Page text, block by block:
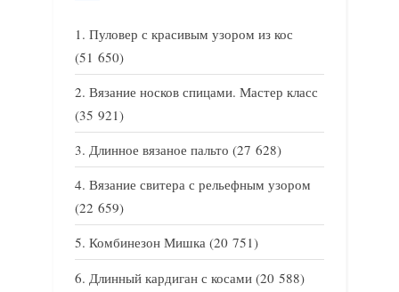
Пуловер с красивым узором из кос
(51 650)
Вязание носков спицами. Мастер класс
(35 921)
Длинное вязаное пальто (27 628)
Вязание свитера с рельефным узором
(22 659)
Комбинезон Мишка (20 751)
Длинный кардиган с косами (20 588)